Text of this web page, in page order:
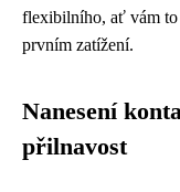
flexibilního, ať vám to
prvním zatížení.
Nanesení
přilnavost